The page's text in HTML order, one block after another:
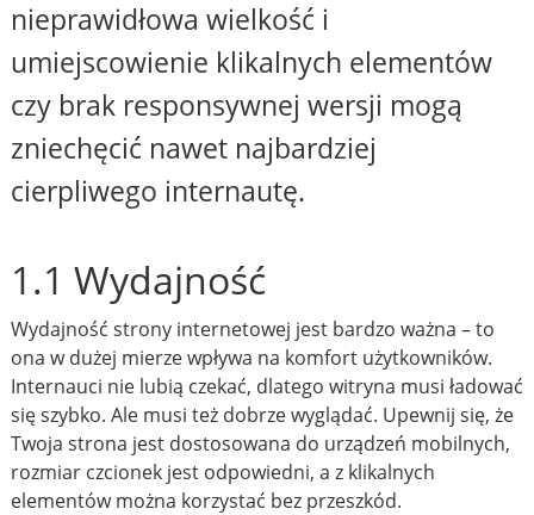
nieprawidłowa wielkość i
umiejscowienie klikalnych elementów
czy brak responsywnej wersji mogą
zniechęcić nawet najbardziej
cierpliwego internautę.
1.1 Wydajność
Wydajność strony internetowej jest bardzo ważna – to
ona w dużej mierze wpływa na komfort użytkowników.
Internauci nie lubią czekać, dlatego witryna musi ładować
się szybko. Ale musi też dobrze wyglądać. Upewnij się, że
Twoja strona jest dostosowana do urządzeń mobilnych,
rozmiar czcionek jest odpowiedni, a z klikalnych
elementów można korzystać bez przeszkód.